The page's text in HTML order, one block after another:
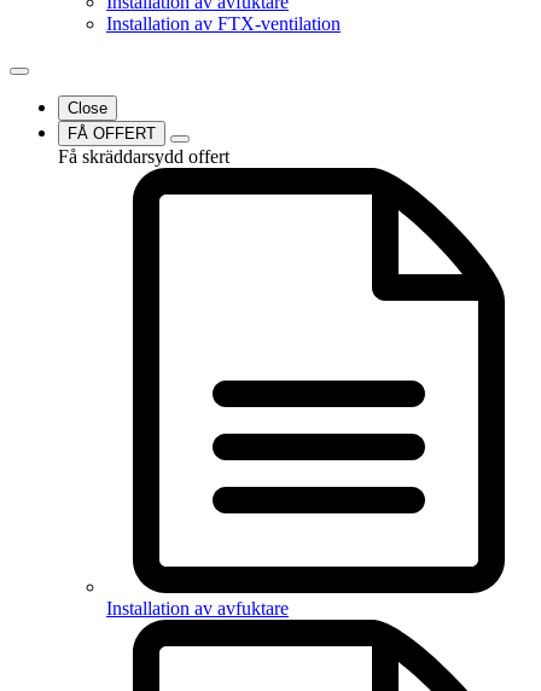
Installation av FTX-ventilation
Close
FÅ OFFERT
Få skräddarsydd offert
Installation av avfuktare